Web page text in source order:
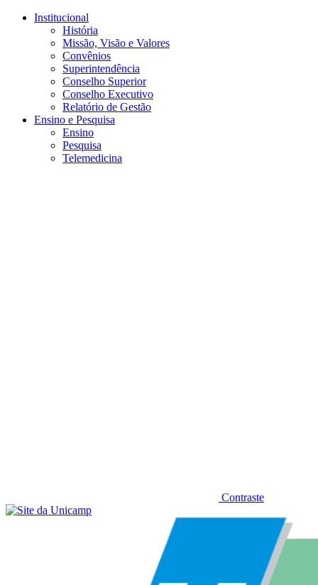
Conteúdo principal
Institucional
História
Missão, Visão e Valores
Convênios
Superintendência
Conselho Superior
Conselho Executivo
Relatório de Gestão
Ensino e Pesquisa
Ensino
Pesquisa
Telemedicina
Contraste